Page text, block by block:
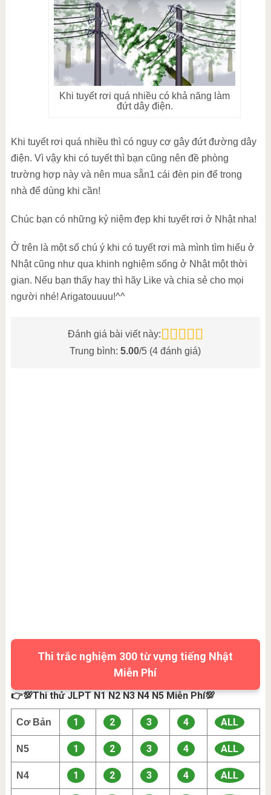
Khi tuyết rơi quá nhiều có khả năng làm
đứt dây điện.
Khi tuyết rơi quá nhiều thì có nguy cơ gây đứt đường dây
điện. Vì vậy khi có tuyết thì bạn cũng nên đề phòng
trường hợp này và nên mua sẵn1 cái đèn pin để trong
nhà để dùng khi cần!
Chúc bạn có những kỷ niệm đẹp khi tuyết rơi ở Nhật nha!
Ở trên là một số chú ý khi có tuyết rơi mà mình tìm hiểu ở
Nhật cũng như qua khinh nghiệm sống ở Nhật một thời
gian. Nếu bạn thấy hay thì hãy Like và chia sẻ cho mọi
người nhé! Arigatouuuu!^^
Đánh giá bài viết này:
Trung bình:5.00/5 (4 đánh giá)
Thi trắc nghiệm 300 từ vựng tiếng Nhật
Miễn Phí
👉💯Thi thử JLPT N1 N2 N3 N4 N5 Miễn Phí💯
Cơ Bản 1 2 3 4 ALL
N5 1 2 3 4 ALL
N4 1 2 3 4 ALL